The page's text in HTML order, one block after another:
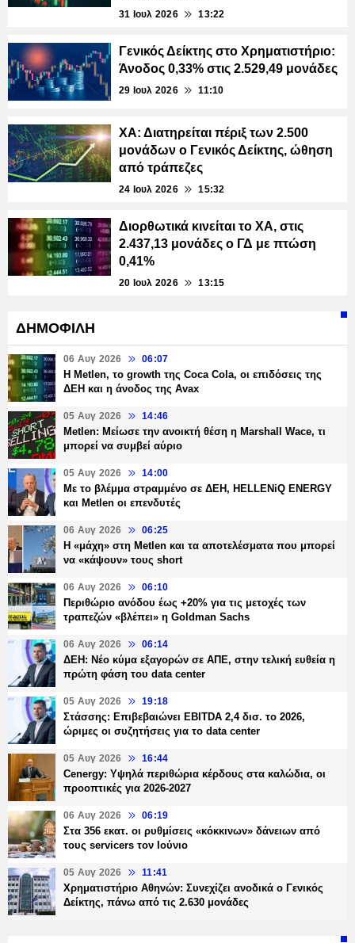
31 Ιουλ 2026 13:22
Γενικός Δείκτης στο Χρηματιστήριο:
Άνοδος 0,33% στις 2.529,49 μονάδες
29 Ιουλ 2026 11:10
ΧΑ: Διατηρείται πέριξ των 2.500
μονάδων ο Γενικός Δείκτης, ώθηση
από τράπεζες
24 Ιουλ 2026 15:32
Διορθωτικά κινείται το ΧΑ, στις
2.437,13 μονάδες ο ΓΔ με πτώση
0,41%
20 Ιουλ 2026 13:15
ΔΗΜΟΦΙΛΗ
06 Αυγ 2026 06:07
H Metlen, το growth της Coca Cola, οι επιδόσεις της
ΔΕΗ και η άνοδος της Avax
05 Αυγ 2026 14:46
Metlen: Μείωσε την ανοικτή θέση η Marshall Wace, τι
μπορεί να συμβεί αύριο
05 Αυγ 2026 14:00
Με το βλέμμα στραμμένο σε ΔΕΗ, HELLENiQ ENERGY
και Metlen οι επενδυτές
06 Αυγ 2026 06:25
H «μάχη» στη Metlen και τα αποτελέσματα που μπορεί
να «κάψουν» τους short
06 Αυγ 2026 06:10
Περιθώριο ανόδου έως +20% για τις μετοχές των
τραπεζών «βλέπει» η Goldman Sachs
06 Αυγ 2026 06:14
ΔΕΗ: Νέο κύμα εξαγορών σε ΑΠΕ, στην τελική ευθεία η
πρώτη φάση του data center
05 Αυγ 2026 19:18
Στάσσης: Επιβεβαιώνει EBITDA 2,4 δισ. το 2026,
ώριμες οι συζητήσεις για το data center
05 Αυγ 2026 16:44
Cenergy: Υψηλά περιθώρια κέρδους στα καλώδια, οι
προοπτικές για 2026-2027
06 Αυγ 2026 06:19
Στα 356 εκατ. οι ρυθμίσεις «κόκκινων» δάνειων από
τους servicers τον Ιούνιο
05 Αυγ 2026 11:41
Χρηματιστήριο Αθηνών: Συνεχίζει ανοδικά ο Γενικός
Δείκτης, πάνω από τις 2.630 μονάδες